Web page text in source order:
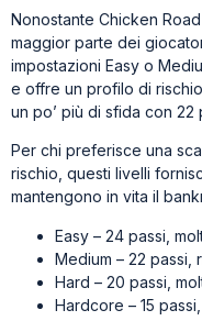
Nonostante Chicken
maggior parte dei
impostazioni Easy o
e offre un profilo di
un po’ più di sfida con 22
Per chi preferisce una
rischio, questi livelli
mantengono in vita il
Easy – 24 passi,
Medium – 22 passi,
Hard – 20 passi,
Hardcore – 15